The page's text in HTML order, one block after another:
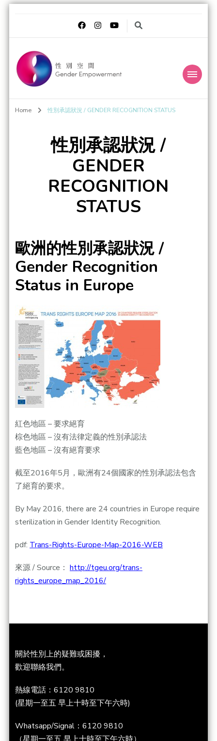
Gender
Empowerment 性別
空間
Home 性別承認狀況 / GENDER RECOGNITION STATUS
性別承認狀況 /
GENDER
RECOGNITION
STATUS
歐洲的性別承認狀況 /
Gender Recognition
Status in Europe
紅色地區 – 要求絕育
棕色地區 – 沒有法律定義的性別承認法
藍色地區 – 沒有絕育要求
截至2016年5月，歐洲有24個國家的性別承認法包含
了絕育的要求。
By May 2016, there are 24 countries in Europe require
sterilization in Gender Identity Recognition.
pdf: Trans-Rights-Europe-Map-2016-WEB
來源 / Source：http://tgeu.org/trans-
rights_europe_map_2016/
關於性別上的疑難或困擾，
歡迎聯絡我們。
熱線電話：6120 9810
(星期一至五 早上十時至下午六時)
Whatsapp/Signal：6120 9810